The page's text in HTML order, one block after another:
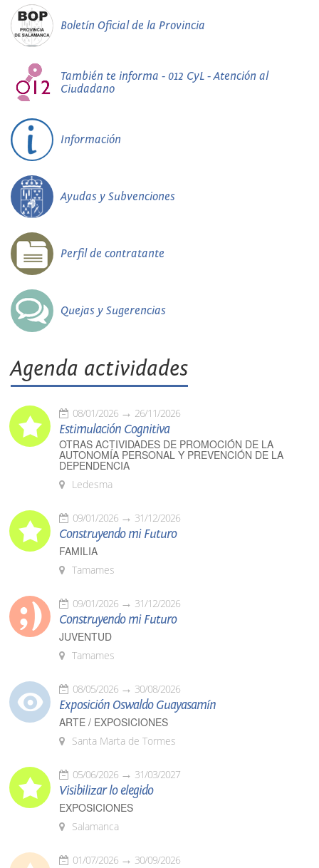
Boletín Oficial de la Provincia
También te informa - 012 CyL - Atención al
Ciudadano
Información
Ayudas y Subvenciones
Perfil de contratante
Quejas y Sugerencias
Agenda actividades
08/01/2026 26/11/2026
Estimulación Cognitiva
OTRAS ACTIVIDADES DE PROMOCIÓN DE LA
AUTONOMÍA PERSONAL Y PREVENCIÓN DE LA
DEPENDENCIA
Ledesma
09/01/2026 31/12/2026
Construyendo mi Futuro
FAMILIA
Tamames
09/01/2026 31/12/2026
Construyendo mi Futuro
JUVENTUD
Tamames
08/05/2026 30/08/2026
Exposición Oswaldo Guayasamín
ARTE / EXPOSICIONES
Santa Marta de Tormes
05/06/2026 31/03/2027
Visibilizar lo elegido
EXPOSICIONES
Salamanca
01/07/2026 30/09/2026